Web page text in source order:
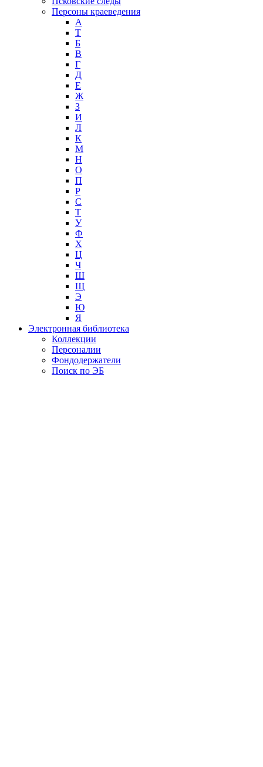
Персоны краеведения
А
T
Б
В
Г
Д
Е
Ж
З
И
Л
К
М
Н
О
П
Р
С
Т
У
Ф
Х
Ц
Ч
Ш
Щ
Э
Ю
Я
Электронная библиотека
Коллекции
Персоналии
Фондодержатели
Поиск по ЭБ